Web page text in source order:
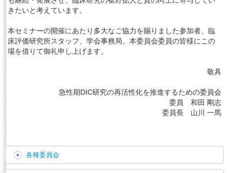
きたいと考えています。
本セミナーの開催にあたり多大なご協力を賜りました参加者、臨
床評価研究所スタッフ、学会事務局、本委員会委員の皆様にこの
場を借りて御礼申し上げます。
敬具
急性期DIC研究の再活性化を推進するための委員会
委員 和田 剛志
委員長 山川 一馬
各種委員会